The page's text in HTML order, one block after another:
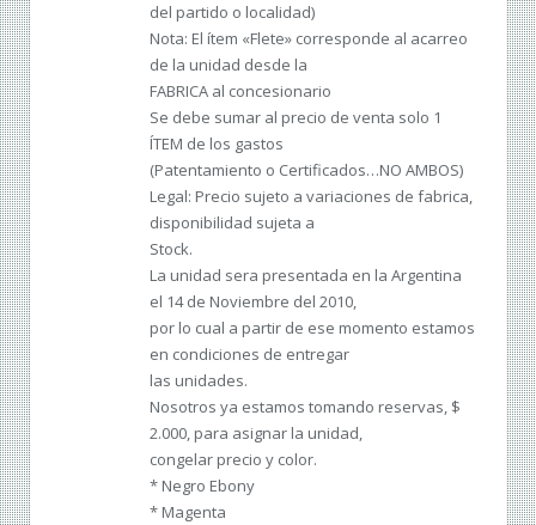
del partido o localidad)
Nota: El ítem «Flete» corresponde al acarreo
de la unidad desde la
FABRICA al concesionario
Se debe sumar al precio de venta solo 1
ÍTEM de los gastos
(Patentamiento o Certificados…NO AMBOS)
Legal: Precio sujeto a variaciones de fabrica,
disponibilidad sujeta a
Stock.
La unidad sera presentada en la Argentina
el 14 de Noviembre del 2010,
por lo cual a partir de ese momento estamos
en condiciones de entregar
las unidades.
Nosotros ya estamos tomando reservas, $
2.000, para asignar la unidad,
congelar precio y color.
* Negro Ebony
* Magenta